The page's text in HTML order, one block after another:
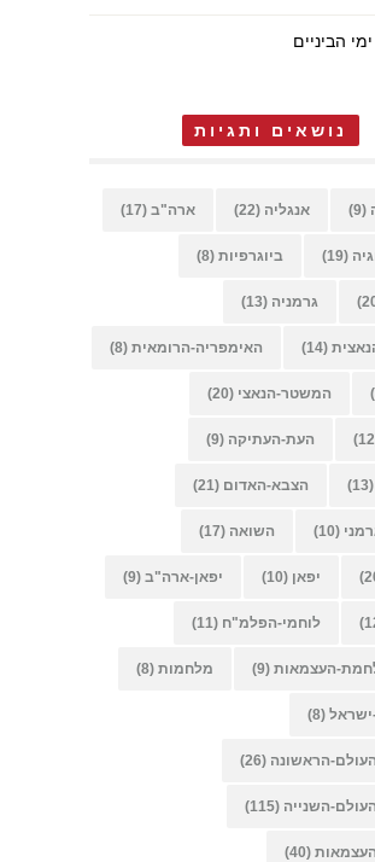
הביניים
נושאים ותגיות
(9) אנגליה (22) ארה"ב (17)
(19) ביוגרפיות (8)
גרמניה (13)
(14) האימפריה-הרומאית (8)
המשטר-הנאצי (20)
העת-העתיקה (9)
(13) הצבא-האדום (21)
(10) השואה (17)
יפאן (10) יפאן-ארה"ב (9)
לוחמי-הפלמ"ח (11)
העצמאות (9) מלחמות (8)
(8)
הראשונה (26)
השנייה (115)
(40)